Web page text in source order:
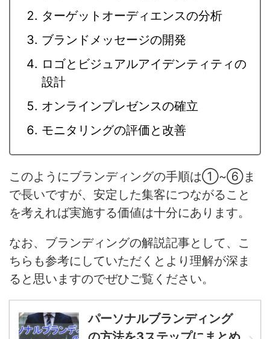
ターゲットオーディエンスの分析
ブランドメッセージの開発
ロゴとビジュアルアイデンティティの
設計
オンラインプレゼンスの確立
モニタリングの評価と改善
このようにブランディングの手順は①~⑥ま
で長いですが、安定した集客につながること
を考えれば実施する価値は十分にあります。
なお、ブランディングの解説記事として、こ
ちらも参考にしていただくとより理解が深ま
ると思いますのでぜひご覧ください。
パーソナルブランディング